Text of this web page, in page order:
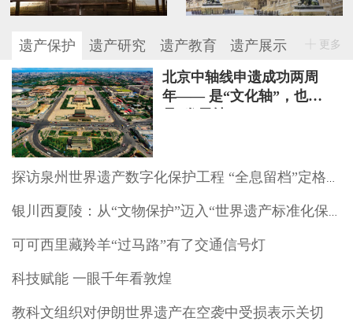
遗产保护 遗产研究 遗产教育 遗产展示 更多
北京中轴线申遗成功两周
年—— 是“文化轴”，也
可可西里藏羚羊“过马路”有了交通信号灯
科技赋能 一眼千年看敦煌
教科文组织对伊朗世界遗产在空袭中受损表示关切